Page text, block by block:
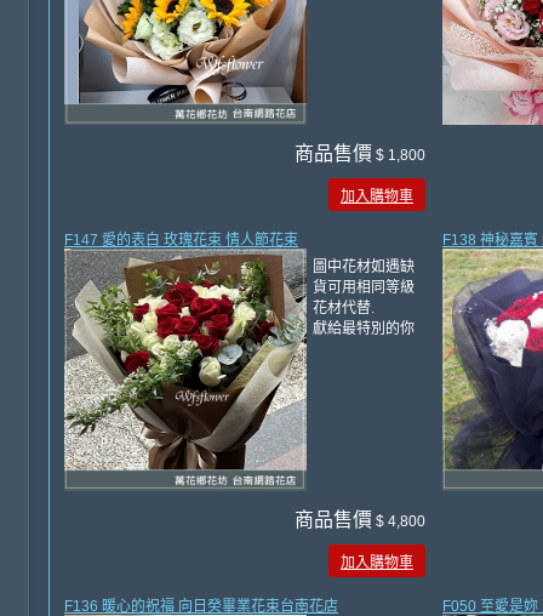
商品售價 $ 1,800
加入購物車
F147 愛的表白 玫瑰花束 情人節花束
圖中花材如遇缺
貨可用相同等級
花材代替.
獻給最特別的你
商品售價 $ 4,800
加入購物車
F138 神秘嘉
F136 暖心的祝福 向日癸畢業花束台南花店
F050 至愛是